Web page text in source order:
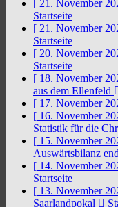
[ 21. November
Startseite
[ 21. November
Startseite
[ 20. November
Startseite
[ 18. November
aus dem Ellenfeld
[ 17. November
[ 16. November
Statistik für die
[ 15. November
Auswärtsbilanz
[ 14. November
Startseite
[ 13. November
Saarlandpokal